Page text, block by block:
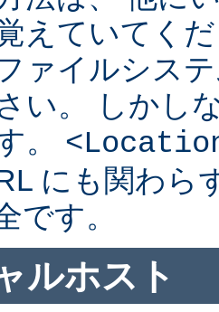
えていてく
ァイルシス
い。 しかし
。
にも関わら
です。
ルホスト